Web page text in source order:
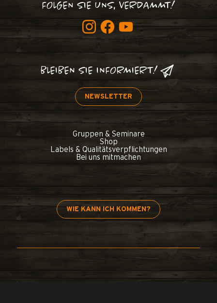
FOLGEN SIE UNS, VERDAMMT!
BLEIBEN SIE INFORMIERT!
NEWSLETTER
Gruppen & Seminare
Shop
Labels & Qualitätsverpflichtungen
Bei uns mitmachen
WIE KANN ICH KOMMEN?